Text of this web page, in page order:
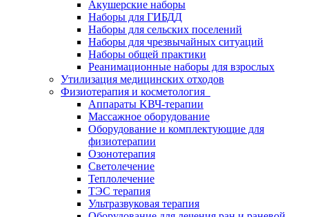
Акушерские наборы
Наборы для ГИБДД
Наборы для сельских поселений
Наборы для чрезвычайных ситуаций
Наборы общей практики
Реанимационные наборы для взрослых
Утилизация медицинских отходов
Физиотерапия и косметология
Аппараты KВЧ-терапии
Массажное оборудование
Оборудование и комплектующие для
физиотерапии
Озонотерапия
Светолечение
Теплолечение
ТЭС терапия
Ультразвуковая терапия